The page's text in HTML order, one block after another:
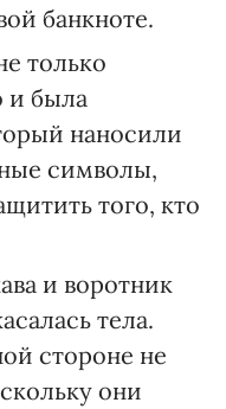
банкноте.
только
и была
наносили
символы,
того, кто
и воротник
тела.
стороне не
они